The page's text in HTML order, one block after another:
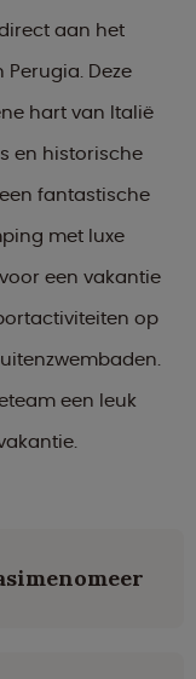
aan het
Deze
hart van Italië
en historische
fantastische
met luxe
een vakantie
op
een leuk